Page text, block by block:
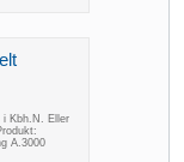
i Kbh.N. Eller
A.3000